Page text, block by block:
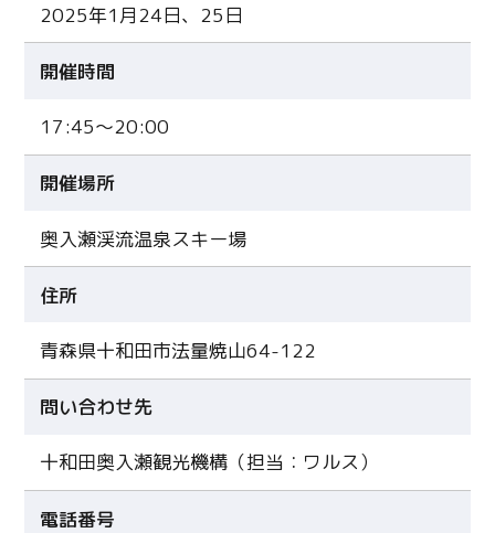
2025年1月24日、25日
開催時間
17:45〜20:00
開催場所
奥入瀬渓流温泉スキー場
住所
青森県十和田市法量焼山64-122
問い合わせ先
十和田奥入瀬観光機構（担当：ワルス）
電話番号